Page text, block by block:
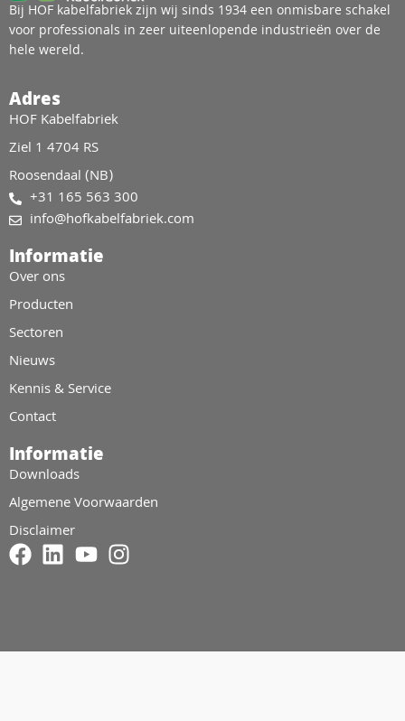
Bij HOF kabelfabriek zijn wij sinds 1934 een onmisbare schakel
voor professionals in zeer uiteenlopende industrieën over de
hele wereld.
Informatie
Downloads
Algemene Voorwaarden
Disclaimer
Adres
HOF Kabelfabriek
Ziel 1 4704 RS
Roosendaal (NB)
+31 165 563 300
info@hofkabelfabriek.com
Informatie
Over ons
Producten
Sectoren
Nieuws
Kennis & Service
Contact